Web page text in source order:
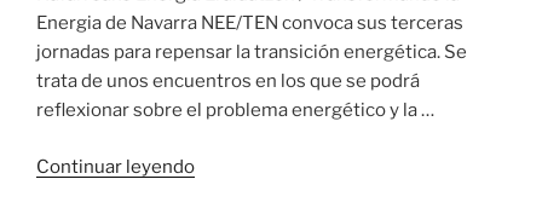
Energia de Navarra NEE/TEN convoca sus terceras
jornadas para repensar la transición energética. Se
trata de unos encuentros en los que se podrá
reflexionar sobre el problema energético y la …
Continuar leyendo«3ª